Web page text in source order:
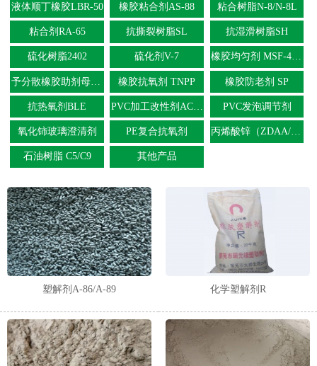
液体顺丁橡胶LBR-50 橡胶粘合剂AS-88 粘合树脂N-8/N-8L
粘合剂RA-65 抗撕裂树脂SL 抗湿滑树脂SH
硫化树脂2402 硫化剂V-7 橡胶均匀剂 MSF-40/NSF-60
予分散橡胶助剂母胶粒 橡胶抗氧剂 TNPP 橡胶防老剂 SP
抗热氧剂BLE PVC加工改性剂ACR树脂 PVC发泡调节剂
氧化铈玻璃澄清剂 PE复合抗氧剂 丙烯酸锌（ZDAA/ZDMA）
石油树脂 C5/C9 其他产品
塑解剂A-86/A-89 化学塑解剂R